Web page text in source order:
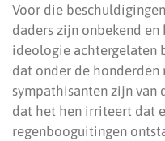
Voor die
daders zijn onbekend en
ideologie achtergelaten
dat onder de honderden
sympathisanten zijn van
dat het hen irriteert dat
regenbooguitingen